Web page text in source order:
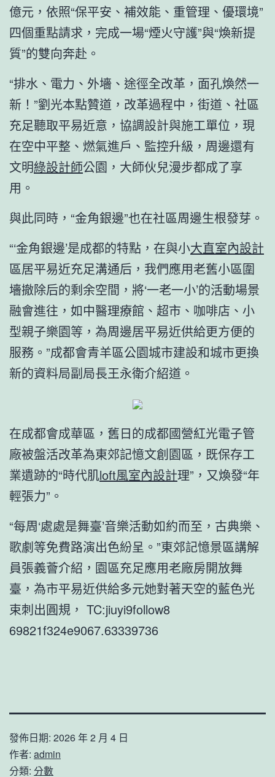
億元，依照“保平安、補效能、重管理、優環境”
四個重點請求，完成一場“煙火守護”與“煥新提
質”的雙向奔赴。
“排水、電力、外墻、途徑全改革，面孔煥然一
新！”劉光本點贊道，改革過程中，街道、社區
充足聽取平易近意，協調設計與施工單位，現
在空中平整、燃氣進戶、監控升級，周邊還有
文明綠設計師公園，大師伙兒漫步都成了享
用。
與此同時，“金角銀邊”也在社區周邊生根發芽。
“‘金角銀邊’是成都的特點，在與小大直室內設計
區居平易近充足溝通后，我們應用老舊小區圍
墻撤除后的剩余空間，將‘一老一小’的活動場景
融會進往，如中醫理療館、超市、咖啡店、小
型親子樂園等，為周邊居平易近供給更方便的
服務。”成都會青羊區公園城市建設和城市更換
新的資料局副局長王永衛介紹道。
在成都會成華區，舊日的成都國營紅光電子管
廠被盤活改革為東郊記憶文創園區，既保存工
業遺跡的“時代肌loft風室內設計理”，又煥發“年
輕張力”。
“每周‘處處是舞臺’音樂活動如約而至，古典樂、
歌劇等免費路演出色紛呈。”東郊記憶景區講解
員張義薈介紹，園區充足應用老廠房開放舞
臺，為市平易近供給多元她對著天空的藍色光
束刺出圓規， TC:jiuyi9follow8
69821f324e9067.63339736
發佈日期: 2026 年 2 月 4 日
作者: admin
分類: 分數